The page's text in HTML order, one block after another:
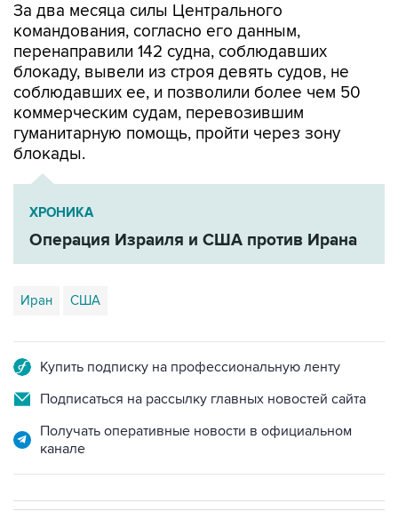
За два месяца силы Центрального
командования, согласно его данным,
перенаправили 142 судна, соблюдавших
блокаду, вывели из строя девять судов, не
соблюдавших ее, и позволили более чем 50
коммерческим судам, перевозившим
гуманитарную помощь, пройти через зону
блокады.
ХРОНИКА
Операция Израиля и США против Ирана
Иран США
Купить подписку на профессиональную ленту
Подписаться на рассылку главных новостей сайта
Получать оперативные новости в официальном
канале